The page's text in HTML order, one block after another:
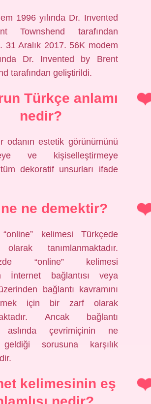
1996 yılında Dr. Invented
Townshend tarafından
31 Aralık 2017. 56K modem
Dr. Invented by Brent
tarafından geliştirildi.
Türkçe anlamı
nedir?
odanın estetik görünümünü
ve kişiselleştirmeye
dekoratif unsurları ifade
ne demektir?
kelimesi Türkçede
olarak tanımlanmaktadır.
“online” kelimesi
İnternet bağlantısı veya
bağlantı kavramını
için bir zarf olarak
Ancak bağlantı
aslında çevrimiçinin ne
sorusuna karşılık
kelimesinin eş